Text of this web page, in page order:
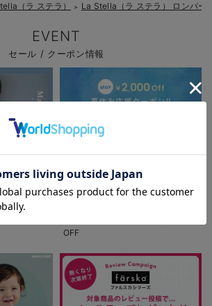
（ラ ステラ） ＞ La Stella（ラ ステラ） ロンパー
EVENT
セール / クーポン情報
OFF
気に入り商品を確認する